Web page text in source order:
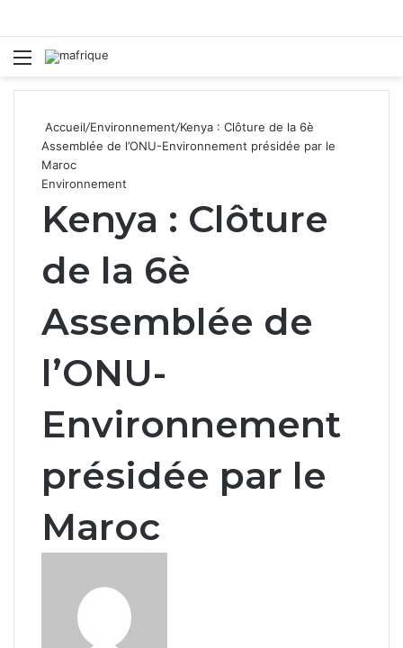
Menu
Accueil/Environnement/Kenya : Clôture de la 6è
Assemblée de l’ONU-Environnement présidée par le
Maroc
Environnement
Kenya : Clôture
de la 6è
Assemblée de
l’ONU-
Environnement
présidée par le
Maroc